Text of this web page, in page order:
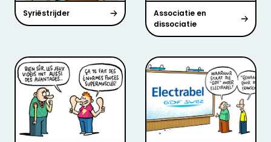
Syriëstrijder
Associatie en
dissociatie